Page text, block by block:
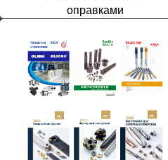
оправками